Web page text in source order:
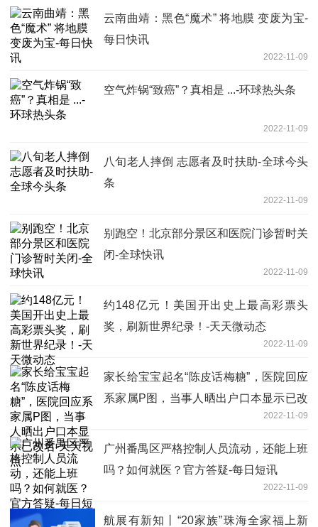
云南曲靖：黑色“魔术” 将地膜 变废为宝-
每日快讯
2022-11-09
空气炸锅“致癌”？真相是 ...-环球热头条
2022-11-09
八旬老人摔倒 志愿者及时扶助-全球今头
条
2022-11-09
别跑空！北京部分景区和医院门诊暂时关
闭-全球快讯
2022-11-09
约148亿元！美国开出史上最高彩票头
奖，刷新世界纪录！-天天微动态
2022-11-09
家长给宝宝起名“陈皮话梅糖”，医院回应
系家属P图，当事人晒出户口本显示已改
2022-11-09
广州番禺区严格控制人员流动，还能上班
吗？如何就医？官方答疑-每日短讯
2022-11-09
航展有新知丨“20家族”珠海全家福上新